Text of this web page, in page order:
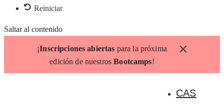
Reiniciar
Saltar al contenido
¡Inscripciones abiertas para la próxima
edición de nuestrosBootcamps!
×
CAS